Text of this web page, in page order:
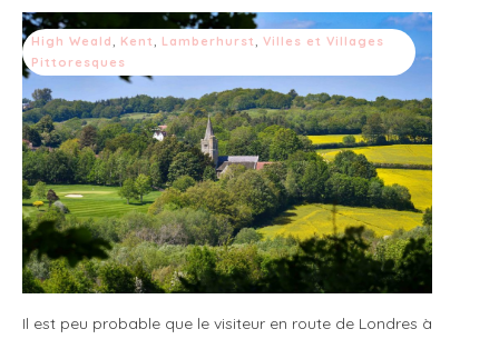
High Weald Kent Lamberhurst
Villes et Villages
Pittoresques
Il est peu probable que le visiteur en route de Londres à